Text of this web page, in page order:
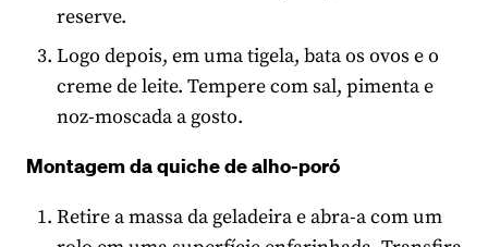
reserve.
Logo depois, em uma tigela, bata os ovos e o
creme de leite. Tempere com sal, pimenta e
noz-moscada a gosto.
Montagem da quiche de alho-poró
Retire a massa da geladeira e abra-a com um